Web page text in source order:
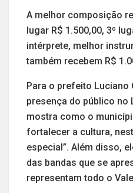
A melhor composição
lugar R$ 1.500,00, 3º
intérprete, melhor
também recebem R$
Para o prefeito Luciano
presença do público no
mostra como o
fortalecer a cultura,
especial”. Além disso,
das bandas que se
representam todo o